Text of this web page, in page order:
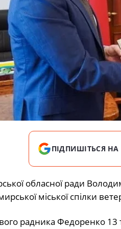
ПІДПИШІТЬСЯ НА
обласної ради
міської спілки
радника Федоренко 13